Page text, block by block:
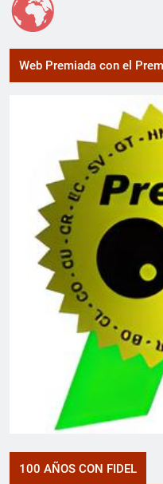
Web Premiada con el
100 AÑOS CON FIDEL